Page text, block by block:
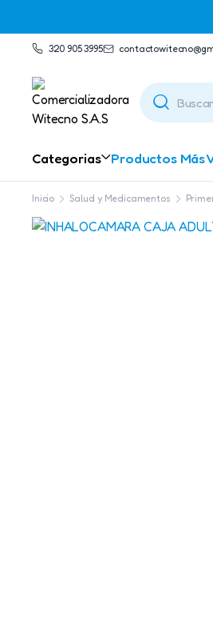
320 905 3995
Categorias Productos Más
Inicio Salud y Medicamentos